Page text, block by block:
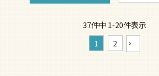
37件中 1-20件表示
1 2